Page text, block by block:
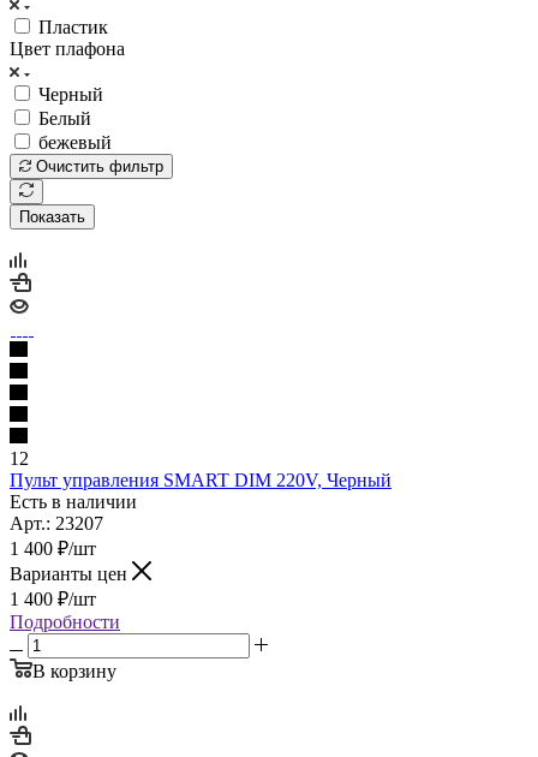
Пластик
Цвет плафона
Черный
Белый
бежевый
Очистить фильтр
Показать
12
Пульт управления SMART DIM 220V, Черный
Есть в наличии
Арт.: 23207
1 400 ₽/шт
Варианты цен
1 400 ₽/шт
Подробности
В корзину